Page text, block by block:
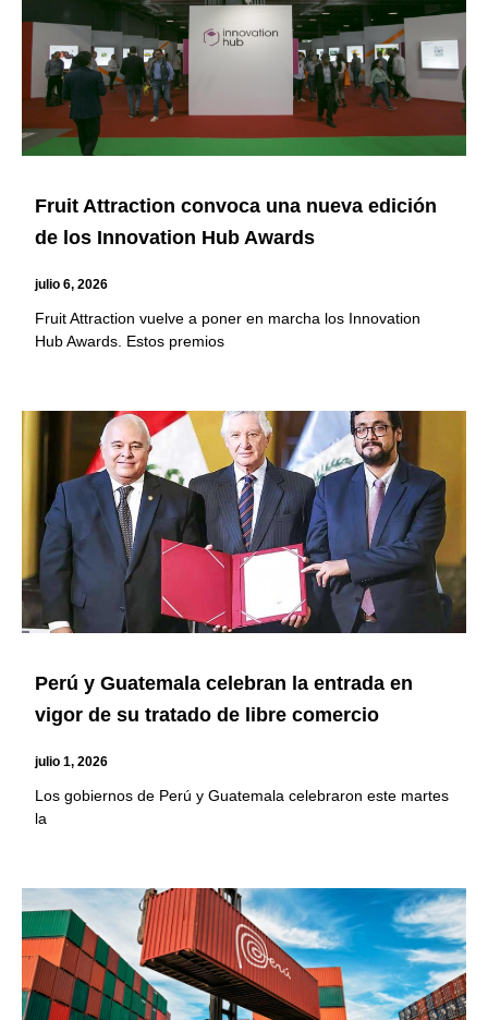
Fruit Attraction convoca una nueva edición
de los Innovation Hub Awards
julio 6, 2026
Fruit Attraction vuelve a poner en marcha los Innovation
Hub Awards. Estos premios
Perú y Guatemala celebran la entrada en
vigor de su tratado de libre comercio
julio 1, 2026
Los gobiernos de Perú y Guatemala celebraron este martes
la